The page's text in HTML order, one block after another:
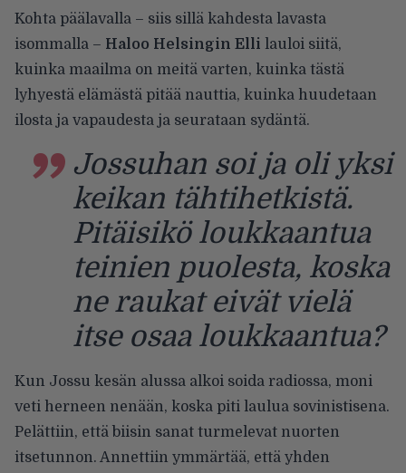
Kohta päälavalla – siis sillä kahdesta lavasta
isommalla – Haloo Helsingin Elli lauloi siitä,
kuinka maailma on meitä varten, kuinka tästä
lyhyestä elämästä pitää nauttia, kuinka huudetaan
ilosta ja vapaudesta ja seurataan sydäntä.
Jossuhan soi ja oli yksi
keikan tähtihetkistä.
Pitäisikö loukkaantua
teinien puolesta, koska
ne raukat eivät vielä
itse osaa loukkaantua?
Kun Jossu kesän alussa alkoi soida radiossa, moni
veti herneen nenään, koska piti laulua sovinistisena.
Pelättiin, että biisin sanat turmelevat nuorten
itsetunnon. Annettiin ymmärtää, että yhden